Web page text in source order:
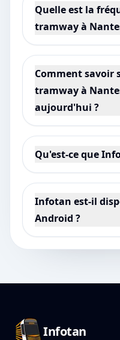
Quelle est la
tramway à
Comment savoir
tramway à
aujourd'hui ?
Qu'est-ce que
Infotan est-il
Android ?
Infotan